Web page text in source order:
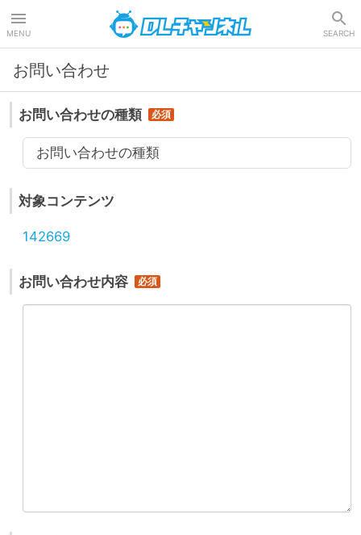
MENU SEARCH
お問い合わせ
お問い合わせの種類
お問い合わせの種類
対象コンテンツ
142669
お問い合わせ内容